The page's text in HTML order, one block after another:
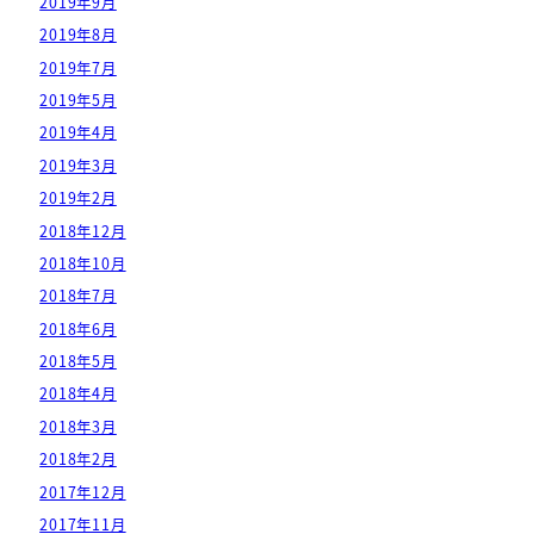
2019年8月
2019年7月
2019年5月
2019年4月
2019年3月
2019年2月
2018年12月
2018年10月
2018年7月
2018年6月
2018年5月
2018年4月
2018年3月
2018年2月
2017年12月
2017年11月